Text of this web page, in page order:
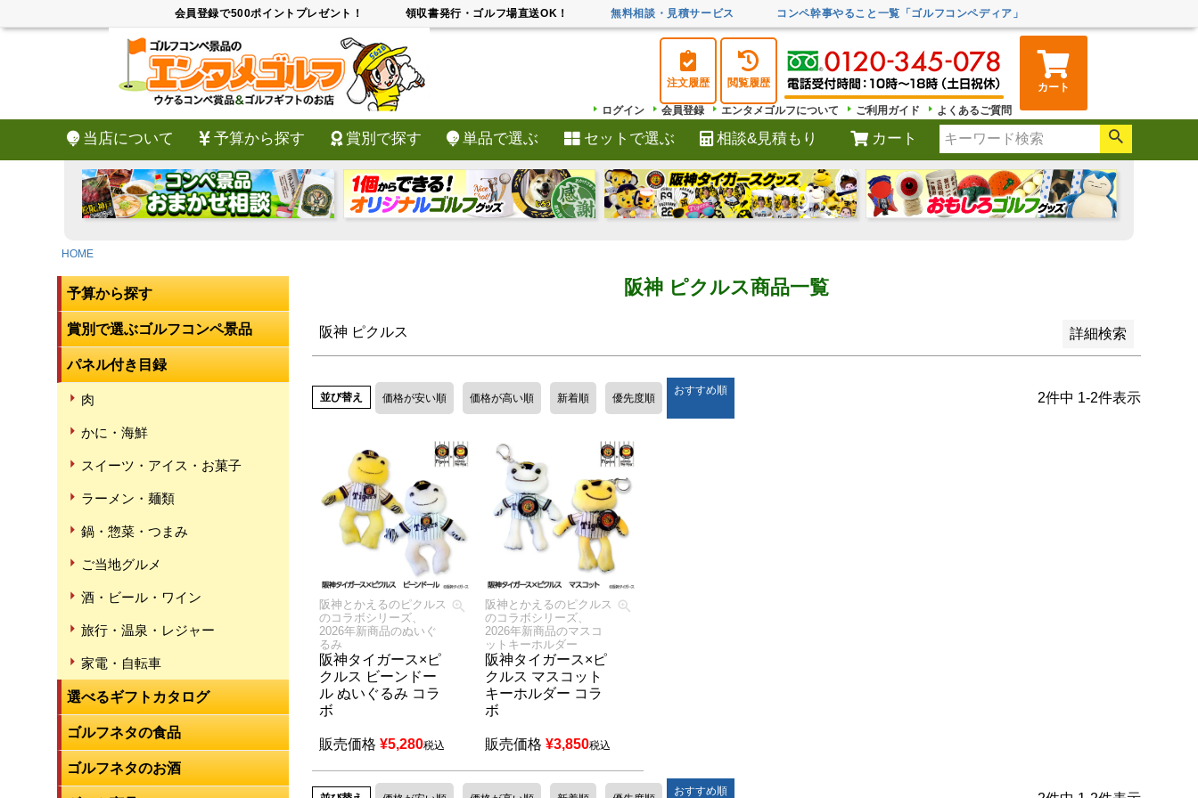
会員登録で500ポイントプレゼント！ 領収書発行・ゴルフ場直送OK！ 無料相談・見積サービス コンペ幹事やること一覧「ゴルフコンペディア」
注文履歴 閲覧履歴
カート
ログイン
会員登録 エンタメゴルフについて ご利用ガイド よくあるご質問
当店について 予算から探す 賞別で探す 単品で選ぶ セットで選ぶ 相談&見積もり カート
検索
HOME
予算から探す
賞別で選ぶゴルフコンペ景品
パネル付き目録
肉
かに・海鮮
スイーツ・アイス・お菓子
ラーメン・麺類
鍋・惣菜・つまみ
ご当地グルメ
酒・ビール・ワイン
旅行・温泉・レジャー
家電・自転車
選べるギフトカタログ
ゴルフネタの食品
ゴルフネタのお酒
阪神 ピクルス商品一覧
阪神 ピクルス 詳細検索
キーワード
価格
在庫なし商品
在庫なし商品を表示しない
商品番号/JANコード
並び順
新着順
登録順
価格が安い順
価格が高い順
優先度順
レビュー順
検索
並び替え 価格が安い順 価格が高い順 新着順 優先度順
おすすめ順 2件中 1-2件表示
阪神とかえるのピクルス
のコラボシリーズ、
2026年新商品のぬいぐ
るみ
阪神タイガース×ピ
クルス ビーンドー
ル ぬいぐるみ コラ
ボ
販売価格 ¥5,280税込
阪神とかえるのピクルス
のコラボシリーズ、
2026年新商品のマスコ
ットキーホルダー
阪神タイガース×ピ
クルス マスコット
キーホルダー コラ
ボ
販売価格 ¥3,850税込
おすすめ順